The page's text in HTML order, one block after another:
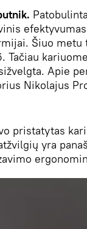
Šiuo
Tačiau
Apie
Nikolajus
pristatytas
yra